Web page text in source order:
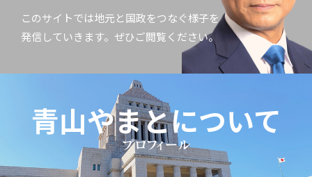
このサイトでは地元と国政をつなぐ様子を
発信していきます。ぜひご閲覧ください。
青山やまとについて